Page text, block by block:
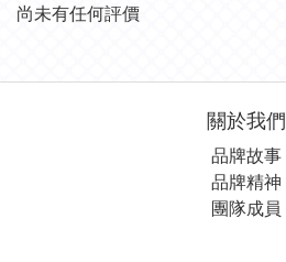
尚未有任何評價
關於我們
品牌故事
品牌精神
團隊成員